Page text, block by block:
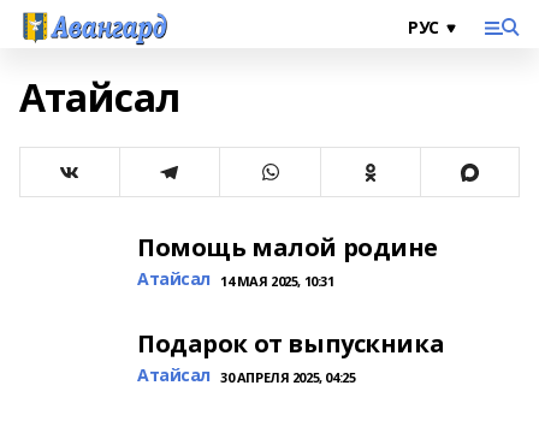
Атайсал
Помощь малой родине
Атайсал 14 МАЯ 2025, 10:31
Подарок от выпускника
Атайсал 30 АПРЕЛЯ 2025, 04:25